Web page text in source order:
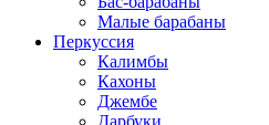
Малые барабаны
Перкуссия
Калимбы
Кахоны
Джембе
Дарбуки